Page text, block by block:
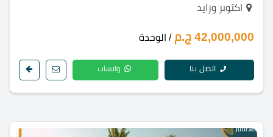
اكتوبر وزايد
42,000,000 ج.م / الوحدة
اتصل بنا واتساب